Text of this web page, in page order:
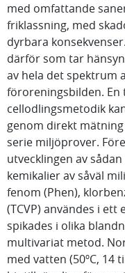
med omfattande
friklassning, med
dyrbara
därför som tar
av hela det spektrum
föroreningsbilden. En
cellodlingsmetodik
genom direkt
serie miljöprover.
utvecklingen av
kemikalier av såväl
fenom (Phen),
(TCVP) användes i
spikades i olika
multivariat metod.
med vatten (50ºC, 14